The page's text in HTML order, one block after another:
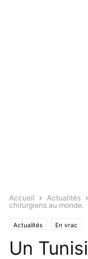
Accueil Actualités
chirurgiens au monde.
Actualités En vrac
Un